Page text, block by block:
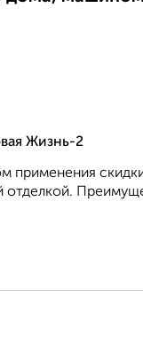
Жизнь-2
применeния